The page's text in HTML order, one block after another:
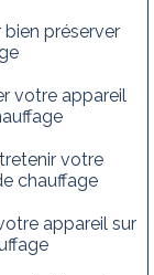
préserver
votre appareil
votre
chauffage
appareil sur